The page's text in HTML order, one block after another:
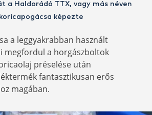
a Haldorádó TTX, vagy más néven
képezte
a leggyakrabban használt
megfordul a horgászboltok
préselése után
fantasztikusan erős
magában.